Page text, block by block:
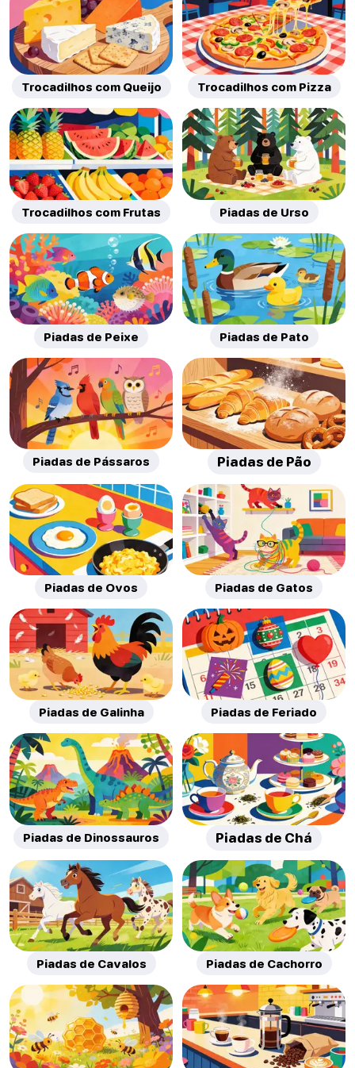
Trocadilhos com Queijo Trocadilhos com Pizza
Trocadilhos com Frutas Piadas de Urso
Piadas de Peixe Piadas de Pato
Piadas de Pássaros Piadas de Pão
Piadas de Ovos Piadas de Gatos
Piadas de Galinha Piadas de Feriado
Piadas de Dinossauros Piadas de Chá
Piadas de Cavalos Piadas de Cachorro